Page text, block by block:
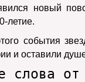
новый
летие.
события
и оставили
слова от